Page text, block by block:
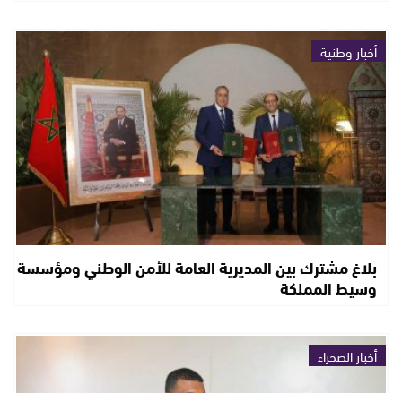
أخبار وطنية
بلاغ مشترك بين المديرية العامة للأمن الوطني ومؤسسة
وسيط المملكة
أخبار الصحراء